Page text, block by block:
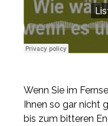
Wenn Sie im
Ihnen so gar nicht
bis zum bitteren